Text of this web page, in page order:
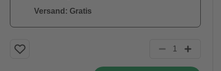
Versand: Gratis